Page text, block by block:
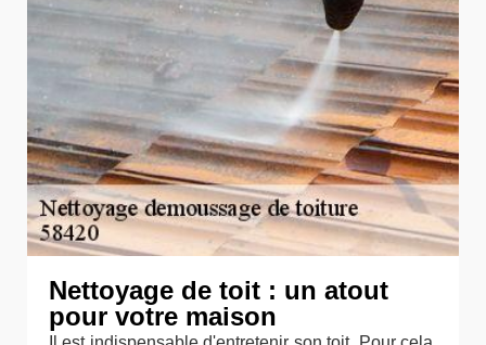
Nettoyage de toit : un atout
pour votre maison